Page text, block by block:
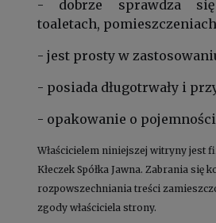
- dobrze sprawdza
toaletach,
- jest prosty w
- posiada długotrwały i
- opakowanie o
Właścicielem niniejszej witryny jest
Kłeczek Spółka Jawna. Zabrania się
rozpowszechniania treści
zgody właściciela strony.